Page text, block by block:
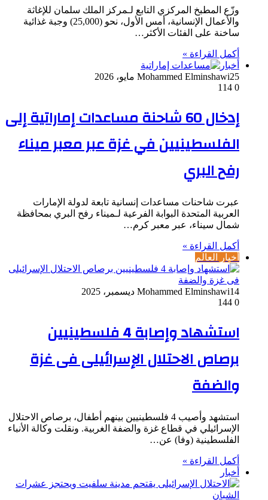
وزّع المطبخ المركزي التابع لـمركز الملك سلمان للإغاثة
والأعمال الإنسانية، أمس الأول، نحو (25,000) وجبة غذائية
ساخنة على الفئات الأكثر…
أكمل القراءة »
أخبار
Mohammed Elminshawi25 مايو، 2026
0
إدخال 60 شاحنة مساعدات إماراتية إلى
الفلسطينيين في غزة عبر معبر ميناء
رفح البري
عبرت شاحنات مساعدات إنسانية تابعة لدولة الإمارات
العربية المتحدة البوابة الفرعية لـميناء رفح البري بمحافظة
شمال سيناء، عبر معبر كرم…
أكمل القراءة »
أخبار العالم
Mohammed Elminshawi14 ديسمبر، 2025
0
استشهاد وإصابة 4 فلسطينيين
برصاص الاحتلال الإسرائيلى فى غزة
والضفة
استشهد وأصيب 4 فلسطينيين بينهم أطفال، برصاص الاحتلال
الإسرائيلي في قطاع غزة والضفة الغربية. ونقلت وكالة الأنباء
الفلسطينية (وفا) عن…
أكمل القراءة »
أخبار